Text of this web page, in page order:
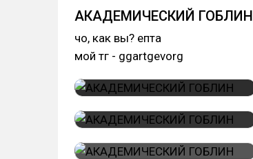
АКАДЕМИЧЕСКИЙ ГОБЛИН
чо, как вы? епта
мой тг - ggartgevorg